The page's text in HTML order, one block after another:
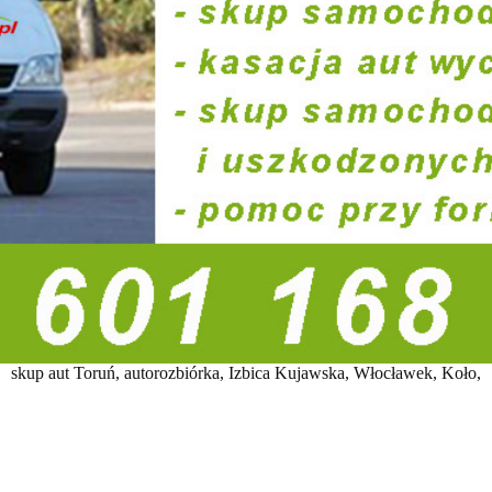
skup aut Toruń, autorozbiórka, Izbica Kujawska, Włocławek, Koło,